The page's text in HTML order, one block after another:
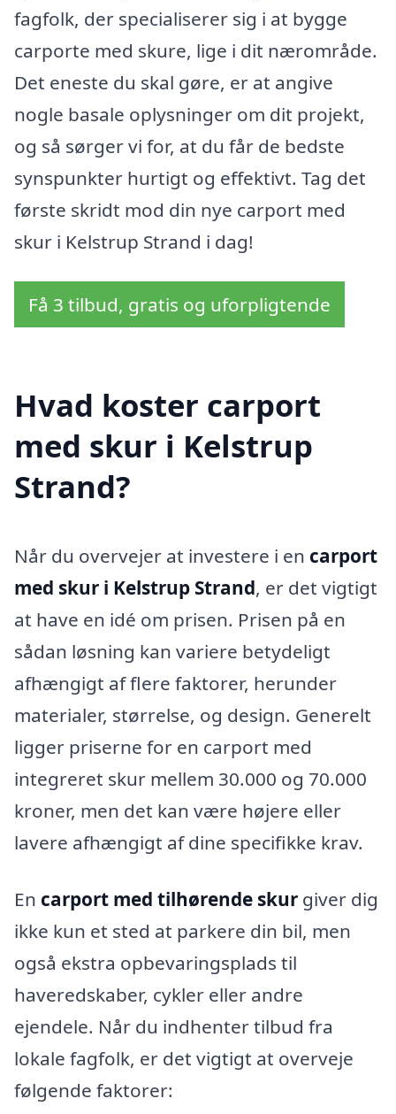
fagfolk, der specialiserer sig i at bygge
carporte med skure, lige i dit nærområde.
Det eneste du skal gøre, er at angive
nogle basale oplysninger om dit projekt,
og så sørger vi for, at du får de bedste
synspunkter hurtigt og effektivt. Tag det
første skridt mod din nye carport med
skur i Kelstrup Strand i dag!
Få 3 tilbud, gratis og uforpligtende
Hvad koster carport
med skur i Kelstrup
Strand?
Når du overvejer at investere i en carport
med skur i Kelstrup Strand, er det vigtigt
at have en idé om prisen. Prisen på en
sådan løsning kan variere betydeligt
afhængigt af flere faktorer, herunder
materialer, størrelse, og design. Generelt
ligger priserne for en carport med
integreret skur mellem 30.000 og 70.000
kroner, men det kan være højere eller
lavere afhængigt af dine specifikke krav.
En carport med tilhørende skur giver dig
ikke kun et sted at parkere din bil, men
også ekstra opbevaringsplads til
haveredskaber, cykler eller andre
ejendele. Når du indhenter tilbud fra
lokale fagfolk, er det vigtigt at overveje
følgende faktorer: